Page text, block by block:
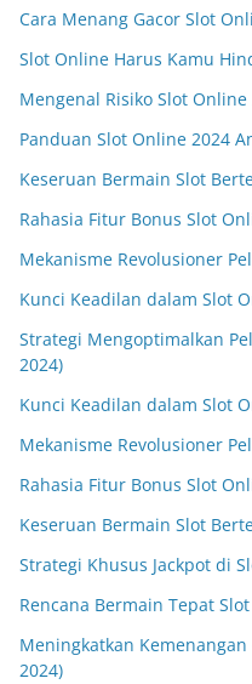
Cara Menang Gacor Slot
Slot Online Harus Kamu
Mengenal Risiko Slot
Panduan Slot Online 2024
Keseruan Bermain Slot
Rahasia Fitur Bonus Slot
Mekanisme Revolusioner
Kunci Keadilan dalam Slot
Strategi Mengoptimalkan
2024)
Kunci Keadilan dalam Slot
Mekanisme Revolusioner
Rahasia Fitur Bonus Slot
Keseruan Bermain Slot
Strategi Khusus Jackpot di
Rencana Bermain Tepat
Meningkatkan
2024)